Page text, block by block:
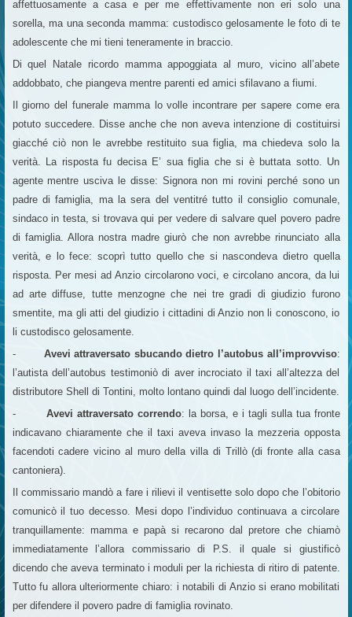
affettuosamente a casa e per me effettivamente non eri solo una
sorella, ma una seconda mamma: custodisco gelosamente le foto di te
adolescente che mi tieni teneramente in braccio.
Di quel Natale ricordo mamma appoggiata al muro, vicino all’abete
addobbato, che piangeva mentre parenti ed amici sfilavano a fiumi.
Il giorno del funerale mamma lo volle incontrare per sapere come era
potuto succedere. Disse anche che non aveva intenzione di costituirsi
giacché ciò non le avrebbe restituito sua figlia, ma chiedeva solo la
verità. La risposta fu decisa E’ sua figlia che si è buttata sotto. Un
agente mentre usciva le disse: Signora non mi rovini perché sono un
padre di famiglia, ma la sera del ventitré tutto il consiglio comunale,
sindaco in testa, si trovava qui per vedere di salvare quel povero padre
di famiglia. Allora nostra madre giurò che non avrebbe rinunciato alla
verità, e lo fece: scoprì tutto quello che si nascondeva dietro quella
risposta. Per mesi ad Anzio circolarono voci, e circolano ancora, da lui
ad arte diffuse, tutte menzogne che nei tre gradi di giudizio furono
smentite, ma gli atti del giudizio i cittadini di Anzio non li conoscono, io
li custodisco gelosamente.
- Avevi attraversato sbucando dietro l’autobus all’improvviso:
l’autista dell’autobus testimoniò di aver incrociato il taxi all’altezza del
distributore Shell di Tontini, molto lontano quindi dal luogo dell’incidente.
-Avevi attraversato correndo: la borsa, e i tagli sulla tua fronte
indicavano chiaramente che il taxi aveva invaso la mezzeria opposta
facendoti cadere vicino al muro della villa di Trillò (di fronte alla casa
cantoniera).
Il commissario mandò a fare i rilievi il ventisette solo dopo che l’obitorio
comunicò il tuo decesso. Mesi dopo l’individuo continuava a circolare
tranquillamente: mamma e papà si recarono dal pretore che chiamò
immediatamente l’allora commissario di P.S. il quale si giustificò
dicendo che aveva terminato i moduli per la richiesta di ritiro di patente.
Tutto fu allora ulteriormente chiaro: i notabili di Anzio si erano mobilitati
per difendere il povero padre di famiglia rovinato.